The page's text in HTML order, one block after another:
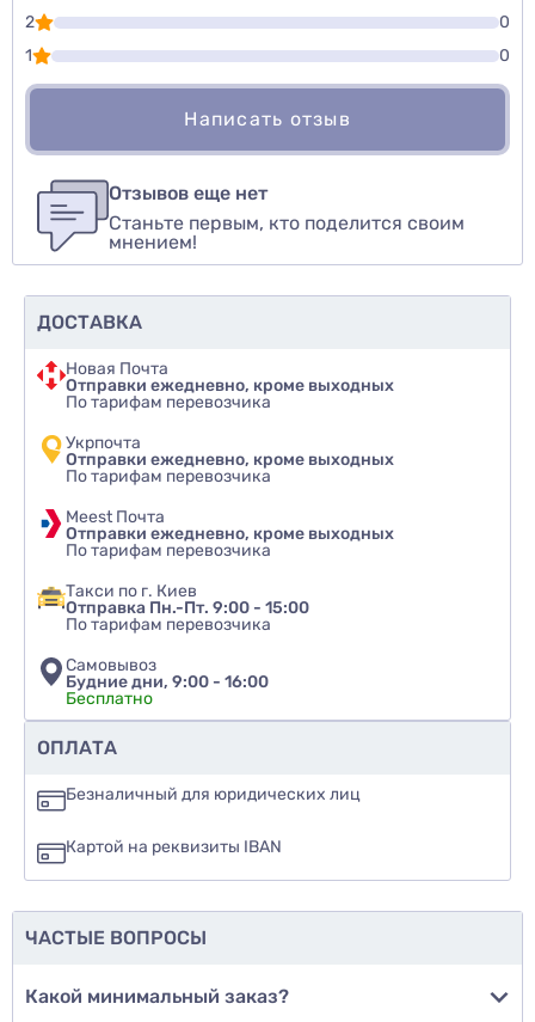
2
0
1
0
Написать отзыв
авторизуйтесь иливойдите
Оценить товар
Рекомендуете ли вы этот товар
да
еще не знаю
Отзывов еще нет
Станьте первым, кто поделится своим
мнением!
ДОСТАВКА
Новая Почта
Отправки ежедневно, кроме выходных
По тарифам перевозчика
Укрпочта
Отправки ежедневно, кроме выходных
По тарифам перевозчика
Meest Почта
Отправки ежедневно, кроме выходных
По тарифам перевозчика
Такси по г. Киев
Отправка Пн.-Пт. 9:00 - 15:00
По тарифам перевозчика
Самовывоз
Будние дни, 9:00 - 16:00
Бесплатно
ОПЛАТА
Безналичный для юридических лиц
Картой на реквизиты IBAN
ЧАСТЫЕ ВОПРОСЫ
Какой минимальный заказ?